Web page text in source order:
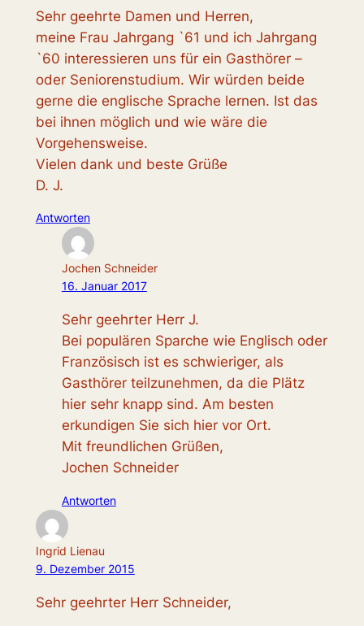
Sehr geehrte Damen und Herren,
meine Frau Jahrgang `61 und ich Jahrgang
`60 interessieren uns für ein Gasthörer –
oder Seniorenstudium. Wir würden beide
gerne die englische Sprache lernen. Ist das
bei ihnen möglich und wie wäre die
Vorgehensweise.
Vielen dank und beste Grüße
D. J.
Antworten
Jochen Schneider
16. Januar 2017
Sehr geehrter Herr J.
Bei populären Sparche wie Englisch oder
Französisch ist es schwieriger, als
Gasthörer teilzunehmen, da die Plätz
hier sehr knapp sind. Am besten
erkundigen Sie sich hier vor Ort.
Mit freundlichen Grüßen,
Jochen Schneider
Antworten
Ingrid Lienau
9. Dezember 2015
Sehr geehrter Herr Schneider,